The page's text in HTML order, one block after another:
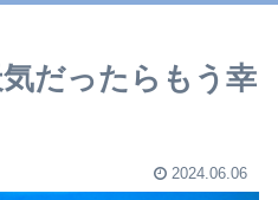
だったらもう幸
2024.06.06